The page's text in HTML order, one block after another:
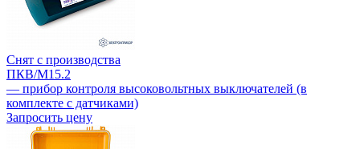
Снят с производства
ПКВ/М15.2
— прибор контроля высоковольтных выключателей (в
комплекте с датчиками)
Запросить цену